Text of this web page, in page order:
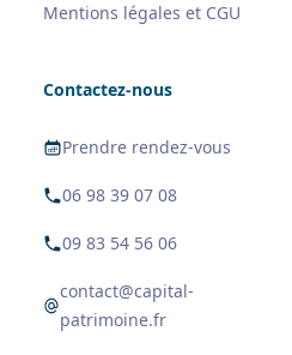
Mentions légales et CGU
Contactez-nous
Prendre rendez-vous
06 98 39 07 08
09 83 54 56 06
contact@capital-
patrimoine.fr